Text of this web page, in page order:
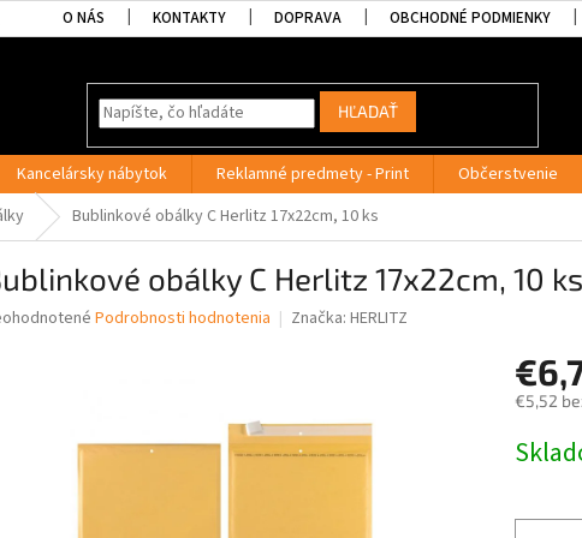
O NÁS KONTAKTY DOPRAVA OBCHODNÉ PODMIENKY
HĽADAŤ
Kancelársky nábytok Reklamné predmety - Print Občerstvenie
Bublinkové obálky C Herlitz 17x22cm, 10 ks
obálky C Herlitz 17x22cm, 10 ks
Podrobnosti hodnotenia Značka: HERLITZ
€5,52
cena: